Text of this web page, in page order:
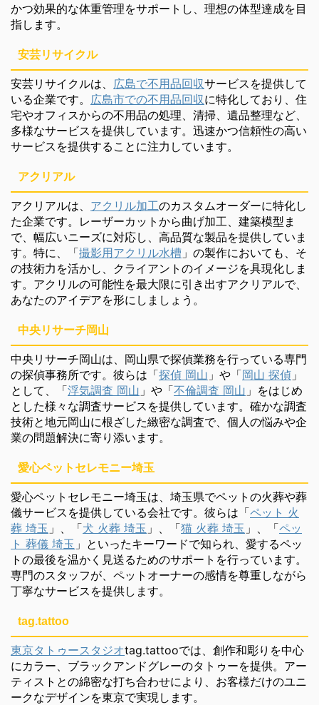
かつ効果的な体重管理をサポートし、理想の体型達成を目
指します。
安芸リサイクル
安芸リサイクルは、 広島で不用品回収サービスを提供して
いる企業です。 広島市での不用品回収に特化しており、住
宅やオフィスからの不用品の処理、清掃、遺品整理など、
多様なサービスを提供しています。迅速かつ信頼性の高い
サービスを提供することに注力しています。
アクリアル
アクリアルは、 アクリル加工のカスタムオーダーに特化し
た企業です。レーザーカットから曲げ加工、建築模型ま
で、幅広いニーズに対応し、高品質な製品を提供していま
す。特に、「撮影用アクリル水槽 」の製作においても、そ
の技術力を活かし、クライアントのイメージを具現化しま
す。アクリルの可能性を最大限に引き出すアクリアルで、
あなたのアイデアを形にしましょう。
中央リサーチ岡山
中央リサーチ岡山は、岡山県で探偵業務を行っている専門
の探偵事務所です。彼らは「探偵 岡山 」や「岡山 探偵 」
として、「浮気調査 岡山 」や「不倫調査 岡山 」をはじめ
とした様々な調査サービスを提供しています。確かな調査
技術と地元岡山に根ざした緻密な調査で、個人の悩みや企
業の問題解決に寄り添います。
愛心ペットセレモニー埼玉
愛心ペットセレモニー埼玉は、埼玉県でペットの火葬や葬
儀サービスを提供している会社です。彼らは「ペット 火
葬 埼玉 」、「犬 火葬 埼玉 」、「猫 火葬 埼玉 」、「ペッ
ト 葬儀 埼玉 」といったキーワードで知られ、愛するペッ
トの最後を温かく見送るためのサポートを行っています。
専門のスタッフが、ペットオーナーの感情を尊重しながら
丁寧なサービスを提供します。
tag.tattoo
東京タトゥースタジオtag.tattooでは、創作和彫りを中心
にカラー、ブラックアンドグレーのタトゥーを提供。アー
ティストとの綿密な打ち合わせにより、お客様だけのユニ
ークなデザインを東京で実現します。